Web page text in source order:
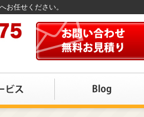
お任せください。